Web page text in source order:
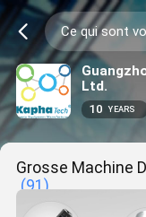
Ltd.
10 YEARS
Grosse Machine
(91)